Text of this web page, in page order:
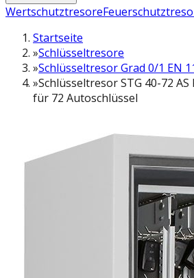
Wertschutztresore
Startseite
»Schlüsseltresore
»Schlüsseltresor Grad 0/1 EN
»Schlüsseltresor STG 40-72 AS
für 72 Autoschlüssel